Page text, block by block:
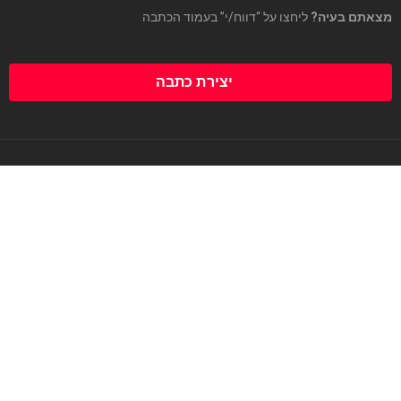
מצאתם בעיה? ליחצו על “דווח/י” בעמוד הכתבה
יצירת כתבה